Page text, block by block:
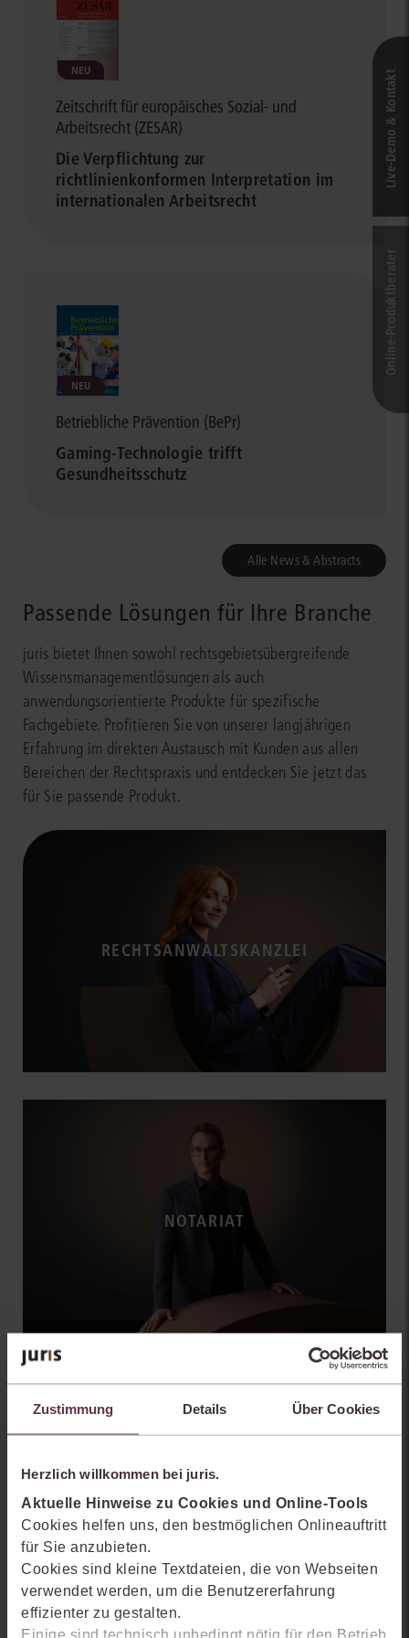
Zustimmung Details Über Cookies
Herzlich willkommen bei juris.
Aktuelle Hinweise zu Cookies und Online-Tools
Cookies helfen uns, den bestmöglichen Onlineauftritt
für Sie anzubieten.
Cookies sind kleine Textdateien, die von Webseiten
verwendet werden, um die Benutzererfahrung
effizienter zu gestalten.
Einige sind technisch unbedingt nötig für den Betrieb
NEU
Zeitschrift für europäisches Sozial- und
Arbeitsrecht (ZESAR)
Die Verpflichtung zur
richtlinienkonformen Interpretation im
internationalen Arbeitsrecht
NEU
Betriebliche Prävention (BePr)
Gaming-Technologie trifft
Gesundheitsschutz
Alle News & Abstracts
Passende Lösungen für Ihre Branche
juris bietet Ihnen sowohl rechtsgebietsübergreifende
Wissensmanagementlösungen als auch
anwendungsorientierte Produkte für spezifische
Fachgebiete. Profitieren Sie von unserer langjährigen
Erfahrung im direkten Austausch mit Kunden aus allen
Bereichen der Rechtspraxis und entdecken Sie jetzt das
für Sie passende Produkt.
RECHTSANWALTSKANZLEI
NOTARIAT
STEUERBERATUNG UND
WIRTSCHAFTSPRÜFUNG
Live‑Demo & Kontakt
Online-Produkt­berater